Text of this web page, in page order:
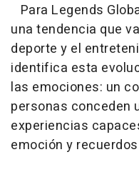
Para Legends
una tendencia que
deporte y el
identifica esta
las emociones: un
personas conceden
experiencias
emoción y